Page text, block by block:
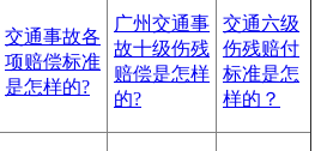
交通事故各
项赔偿标准
是怎样的?
广州交通事
故十级伤残
赔偿是怎样
的?
交通六级
伤残赔付
标准是怎
样的？